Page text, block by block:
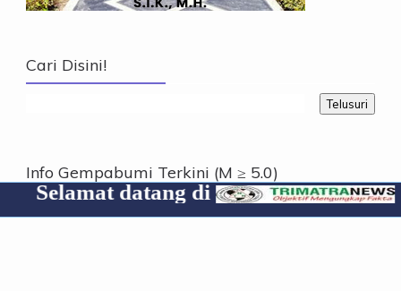
Cari Disini!
Info Gempabumi Terkini (M ≥ 5.0)
di Cp